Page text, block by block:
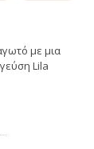
με μια
Lila